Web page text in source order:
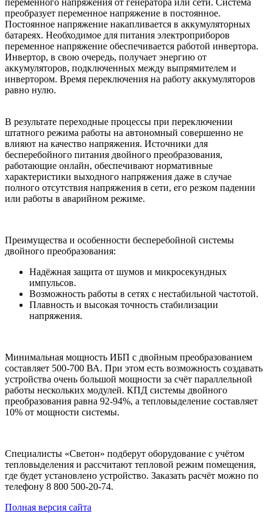
преобразует переменное напряжение в постоянное.
Постоянное напряжение накапливается в аккумуляторных
батареях. Необходимое для питания электроприборов
переменное напряжение обеспечивается работой инвертора.
Инвертор, в свою очередь, получает энергию от
аккумуляторов, подключенных между выпрямителем и
инвертором. Время переключения на работу аккумуляторов
равно нулю.
В результате переходные процессы при переключении
штатного режима работы на автономный совершенно не
влияют на качество напряжения. Источники для
бесперебойного питания двойного преобразования,
работающие онлайн, обеспечивают нормативные
характеристики выходного напряжения даже в случае
полного отсутствия напряжения в сети, его резком падении
или работы в аварийном режиме.
Преимущества и особенности бесперебойной системы
двойного преобразования:
Надёжная защита от шумов и микросекундных
импульсов.
Возможность работы в сетях с нестабильной частотой.
Плавность и высокая точность стабилизации
напряжения.
Минимальная мощность ИБП с двойным преобразованием
составляет 500-700 ВА. При этом есть возможность создавать
устройства очень большой мощности за счёт параллельной
работы нескольких модулей. КПД системы двойного
преобразования равна 92-94%, а тепловыделение составляет
10% от мощности системы.
Специалисты «Светон» подберут оборудование с учётом
тепловыделения и рассчитают тепловой режим помещения,
где будет установлено устройство. Заказать расчёт можно по
телефону 8 800 500-20-74.
Полная версия сайта